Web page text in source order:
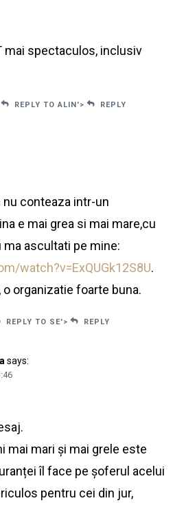
mai spectaculos, inclusiv
REPLY TO ALIN'> REPLY
nu conteaza intr-un
e mai grea si mai mare,cu
ma ascultati pe mine:
watch?v=ExQUGk12S8U.
organizatie foarte buna.
REPLY TO SE'> REPLY
says:
mai mari și mai grele este
îl face pe șoferul acelui
pentru cei din jur,